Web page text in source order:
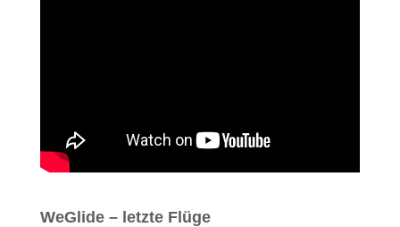
WeGlide – letzte Flüge